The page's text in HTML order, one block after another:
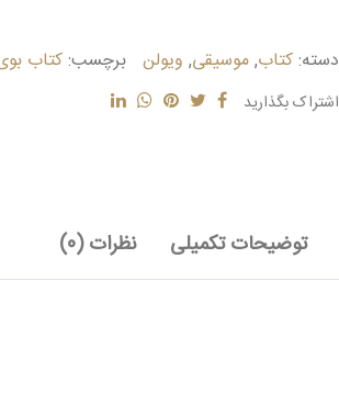
دسته:کتاب,موسیقی, ویولن برچسب:کتاب
اشتراک بگذارید
توضیحات تکمیلی نظرات (0)